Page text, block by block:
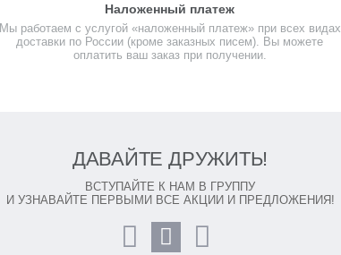
Наложенный платеж
Мы работаем с услугой «наложенный платеж» при всех видах
доставки по России (кроме заказных писем). Вы можете
оплатить ваш заказ при получении.
ДАВАЙТЕ ДРУЖИТЬ!
ВСТУПАЙТЕ К НАМ В ГРУППУ
И УЗНАВАЙТЕ ПЕРВЫМИ ВСЕ АКЦИИ И ПРЕДЛОЖЕНИЯ!